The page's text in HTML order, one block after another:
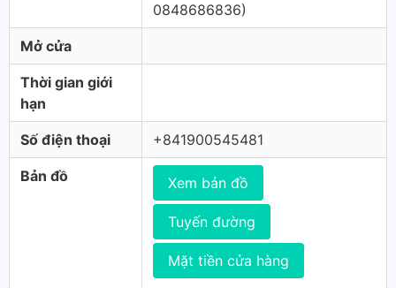
0848686836)
Mở cửa
Thời gian giới
hạn
Số điện thoại +841900545481
Bản đồ Xem bản đồ
Tuyến đường
Mặt tiền cửa hàng